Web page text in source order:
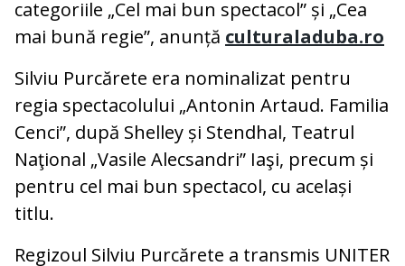
categoriile „Cel mai bun spectacol” și „Cea
mai bună regie”, anunță culturaladuba.ro
Silviu Purcărete era nominalizat pentru
regia spectacolului „Antonin Artaud. Familia
Cenci”, după Shelley și Stendhal, Teatrul
Naţional „Vasile Alecsandri” Iaşi, precum și
pentru cel mai bun spectacol, cu același
titlu.
Regizoul Silviu Purcărete a transmis UNITER